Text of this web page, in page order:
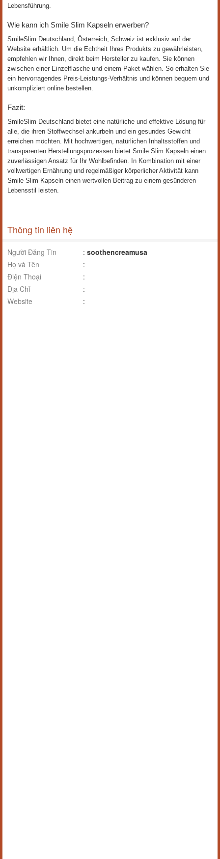
Lebensführung.
Wie kann ich Smile Slim Kapseln erwerben?
SmileSlim Deutschland, Österreich, Schweiz ist exklusiv auf der
Website erhältlich. Um die Echtheit Ihres Produkts zu gewährleisten,
empfehlen wir Ihnen, direkt beim Hersteller zu kaufen. Sie können
zwischen einer Einzelflasche und einem Paket wählen. So erhalten Sie
ein hervorragendes Preis-Leistungs-Verhältnis und können bequem und
unkompliziert online bestellen.
Fazit:
SmileSlim Deutschland bietet eine natürliche und effektive Lösung für
alle, die ihren Stoffwechsel ankurbeln und ein gesundes Gewicht
erreichen möchten. Mit hochwertigen, natürlichen Inhaltsstoffen und
transparenten Herstellungsprozessen bietet Smile Slim Kapseln einen
zuverlässigen Ansatz für Ihr Wohlbefinden. In Kombination mit einer
vollwertigen Ernährung und regelmäßiger körperlicher Aktivität kann
Smile Slim Kapseln einen wertvollen Beitrag zu einem gesünderen
Lebensstil leisten.
Thông tin liên hệ
Người Đăng Tin : soothencreamusa
Họ và Tên
:
Điện Thoại
:
Địa Chỉ
:
Website
: